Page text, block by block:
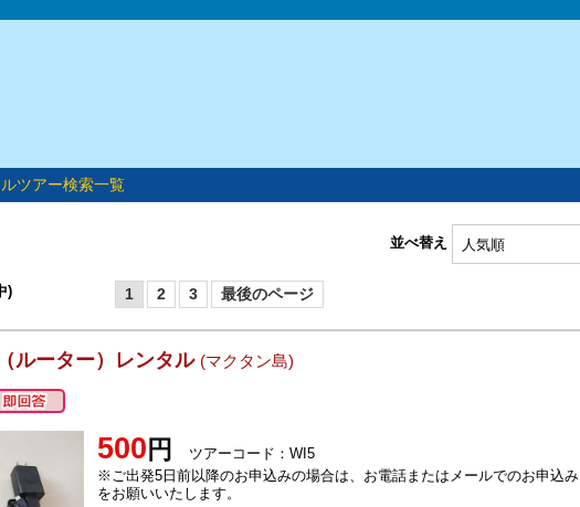
ツアー検索一覧
並べ替え
) 1 2 3 最後のページ
ルーター）レンタル (マクタン島)
500 円
ツアーコード：WI5
※ご出発5日前以降のお申込みの場合は、お電話またはメールでのお申込み
をお願いいたします。